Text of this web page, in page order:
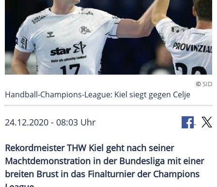
©SID
Handball-Champions-League: Kiel siegt gegen Celje
24.12.2020 - 08:03 Uhr
Rekordmeister THW Kiel geht nach seiner
Machtdemonstration in der Bundesliga mit einer
breiten Brust in das Finalturnier der Champions